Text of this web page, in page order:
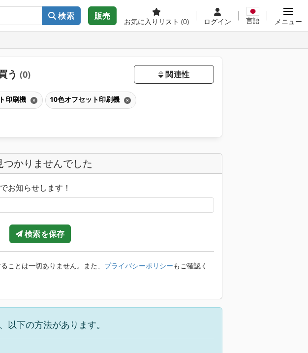
検索 販売
お気に入りリスト (0) ログイン 言語 メニュー
う (0) 関連性
印刷機 10色オフセット印刷機
かりませんでした
お知らせします！
検索を保存
ことは一切ありません。また、 プライバシーポリシーもご確認く
以下の方法があります。